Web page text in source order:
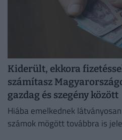
Kiderült, ekkora
számítasz
gazdag és szegény között
Hiába emelkednek
számok mögött továbbra is